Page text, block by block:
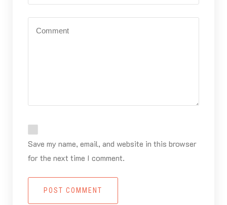
Save my name, email, and website in this browser
for the next time I comment.
POST COMMENT